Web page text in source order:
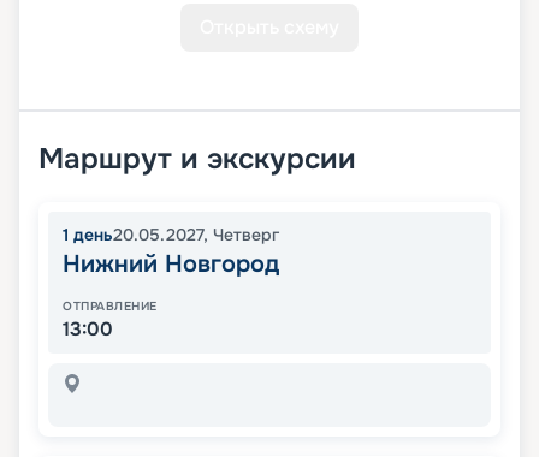
Маршрут и экскурсии
1 день20.05.2027, Четверг
Нижний Новгород
ОТПРАВЛЕНИЕ
13:00